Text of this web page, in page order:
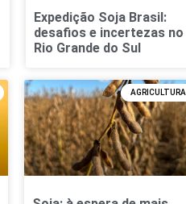
Expedição Soja Brasil:
desafios e incertezas no
Rio Grande do Sul
AGRICULTURA